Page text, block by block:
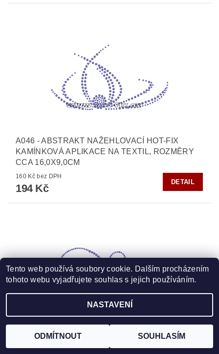
A046 - ABSTRAKT NAŽEHLOVACÍ HOT-FIX
KAMÍNKOVÁ APLIKACE NA TEXTIL, ROZMĚRY
CCA 16,0X9,0CM
160 Kč bez DPH
194 Kč
DETAIL
A047-L - ABSTRAKT NAŽEHLOVACÍ HOT-FIX
Tento web používá soubory cookie. Dalším procházením
tohoto webu vyjadřujete souhlas s jejich používáním.
NASTAVENÍ
ODMÍTNOUT SOUHLASÍM